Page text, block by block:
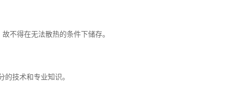
不得在无法散热的条件下储存。
技术和专业知识。